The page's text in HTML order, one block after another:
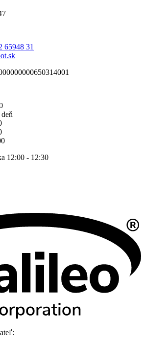
65948 31
12:00 - 12:30